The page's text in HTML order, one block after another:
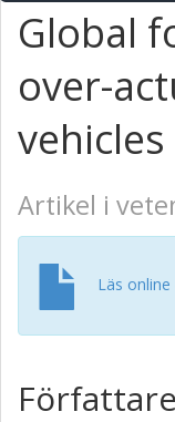
Global
over-
vehicles
Artikel i
Läs
Författare